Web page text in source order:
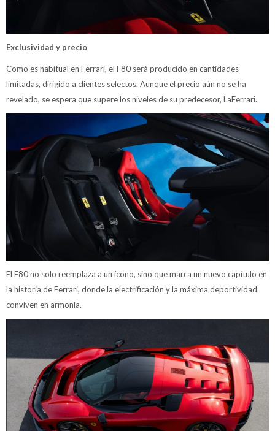
Exclusividad y precio
Como es habitual en Ferrari, el F80 será producido en cantidades
limitadas, dirigido a clientes selectos. Aunque el precio aún no se ha
revelado, se espera que supere los niveles de su predecesor, LaFerrari.
El F80 no solo reemplaza a un ícono, sino que marca un nuevo capítulo en
la historia de Ferrari, donde la electrificación y la máxima deportividad
conviven en armonía.